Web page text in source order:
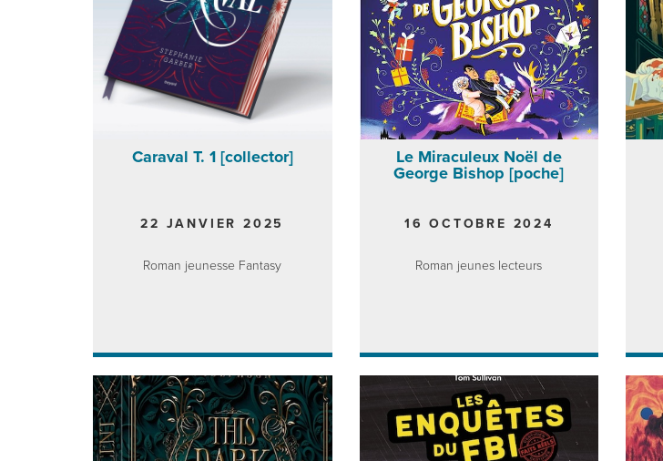
Caraval T. 1 [collector]
22 JANVIER 2025
Roman jeunesse Fantasy
Le Miraculeux Noël de
George Bishop [poche]
16 OCTOBRE 2024
Roman jeunes lecteurs